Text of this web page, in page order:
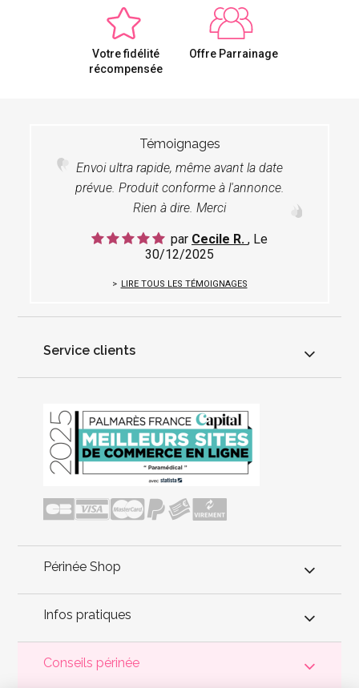
Votre fidélité
récompensée
Offre Parrainage
Témoignages
Envoi ultra rapide, même avant la date
prévue. Produit conforme à l'annonce.
Rien à dire. Merci
par Cecile R. , Le
30/12/2025
LIRE TOUS LES TÉMOIGNAGES
Service clients
Périnée Shop
Infos pratiques
Conseils périnée